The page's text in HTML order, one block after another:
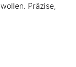
Präzise,